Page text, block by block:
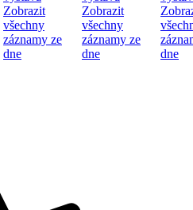
Zobrazit
všechny
záznamy ze
dne
Zobrazit
všechny
záznamy ze
dne
dne